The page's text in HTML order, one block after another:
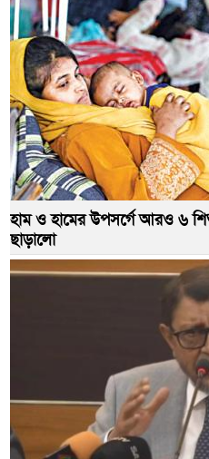
হাম ও হামের উপসর্গে আরও ৬
ছাড়ালো